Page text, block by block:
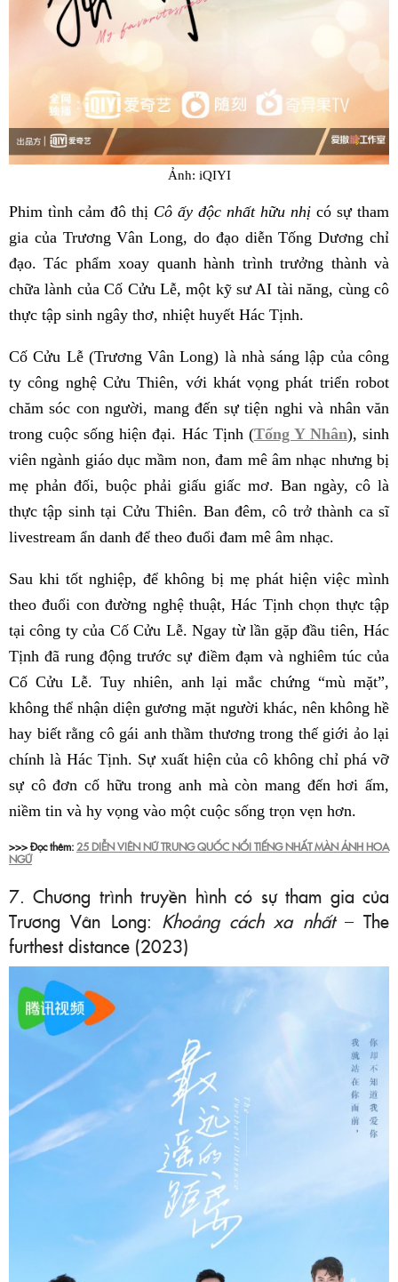
Ảnh: iQIYI
Phim tình cảm đô thị Cô ấy độc nhất hữu nhị có sự tham
gia của Trương Vân Long, do đạo diễn Tống Dương chỉ
đạo. Tác phẩm xoay quanh hành trình trưởng thành và
chữa lành của Cố Cửu Lễ, một kỹ sư AI tài năng, cùng cô
thực tập sinh ngây thơ, nhiệt huyết Hác Tịnh.
Cố Cửu Lễ (Trương Vân Long) là nhà sáng lập của công
ty công nghệ Cửu Thiên, với khát vọng phát triển robot
chăm sóc con người, mang đến sự tiện nghi và nhân văn
trong cuộc sống hiện đại. Hác Tịnh (Tống Y Nhân), sinh
viên ngành giáo dục mầm non, đam mê âm nhạc nhưng bị
mẹ phản đối, buộc phải giấu giấc mơ. Ban ngày, cô là
thực tập sinh tại Cửu Thiên. Ban đêm, cô trở thành ca sĩ
livestream ẩn danh để theo đuổi đam mê âm nhạc.
Sau khi tốt nghiệp, để không bị mẹ phát hiện việc mình
theo đuổi con đường nghệ thuật, Hác Tịnh chọn thực tập
tại công ty của Cố Cửu Lễ. Ngay từ lần gặp đầu tiên, Hác
Tịnh đã rung động trước sự điềm đạm và nghiêm túc của
Cố Cửu Lễ. Tuy nhiên, anh lại mắc chứng “mù mặt”,
không thể nhận diện gương mặt người khác, nên không hề
hay biết rằng cô gái anh thầm thương trong thế giới ảo lại
chính là Hác Tịnh. Sự xuất hiện của cô không chỉ phá vỡ
sự cô đơn cố hữu trong anh mà còn mang đến hơi ấm,
niềm tin và hy vọng vào một cuộc sống trọn vẹn hơn.
>>> Đọc thêm: 25 DIỄN VIÊN NỮ TRUNG QUỐC NỔI TIẾNG NHẤT MÀN ẢNH HOA
NGỮ
7. Chương trình truyền hình có sự tham gia của
Trương Vân Long: Khoảng cách xa nhất– The
furthest distance (2023)